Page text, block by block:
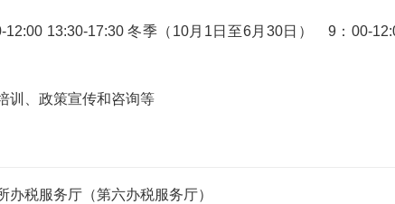
13:30-17:30 冬季（10月1日至6月30日） 9：00-
训、政策宣传和咨询等
税服务厅（第六办税服务厅）